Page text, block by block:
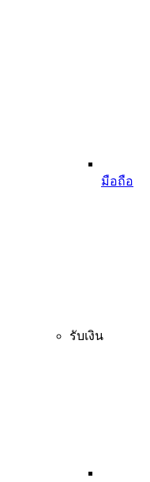
มือถือ
รับเงิน